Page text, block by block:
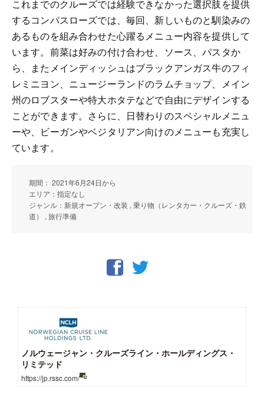
これまでのクルーズでは経験できなかった選択肢を提供
するコンパスローズでは、毎回、新しいものと馴染みの
あるものを組み合わせた心躍るメニュー内容を提供して
います。前菜は好みの付け合わせ、ソース、パスタか
ら、またメインディッシュはブラックアンガス牛のフィ
レミニヨン、ニュージーランドのラムチョップ、メイン
州のロブスターや特大ホタテなどで自由にデザインする
ことができます。さらに、日替わりのスペシャルメニュ
ーや、ビーガンやベジタリアン向けのメニューも充実し
ています。
期間： 2021年6月24日から
エリア：指定なし
ジャンル：新規オープン・改装 , 乗り物（レンタカー・クルーズ・鉄
道） , 旅行準備
ノルウェージャン・クルーズライン・ホールディングス・
リミテッド
https://jp.rssc.com/